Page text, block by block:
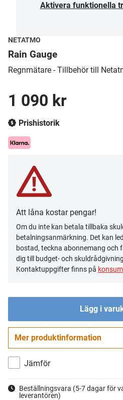
Aktivera funktionella
NETATMO
Rain Gauge
Regnmätare - Tillbehör till
1 090 kr
Prishistorik
Att låna kostar pengar!
Om du inte kan betala tillbaka
betalningsanmärkning. Det kan
bostad, teckna abonnemang och
dig till budget- och
Kontaktuppgifter finns på
Lägg i
Gå till
Mer produktinformation
Jämför
Beställningsvara (5-7 dagar för
leverantören)